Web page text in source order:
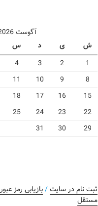
آگوست 2026
ش
ی د س
1
2
3
4
8
9
10
11
15
16
17
18
22
23
24
25
29
30
31
ثبت نام در سایت/بازیابی رمز عبور
مستقل